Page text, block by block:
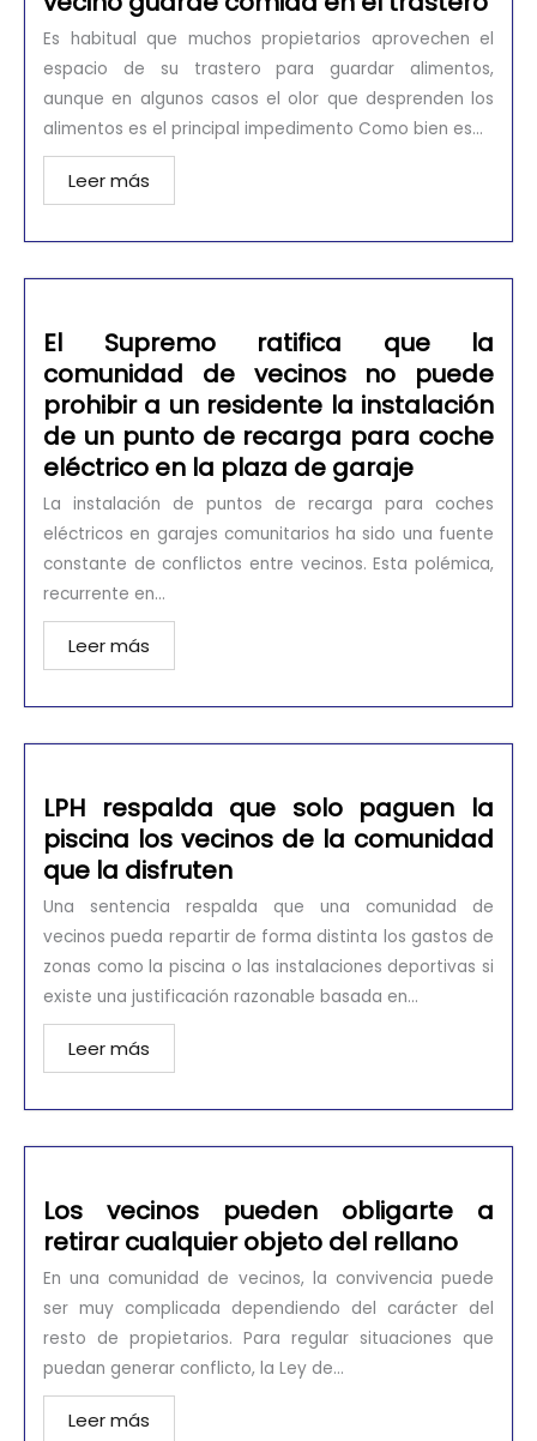
Es habitual que muchos propietarios aprovechen el
espacio de su trastero para guardar alimentos,
aunque en algunos casos el olor que desprenden los
alimentos es el principal impedimento Como bien es...
Leer más
El Supremo ratifica que la
comunidad de vecinos no puede
prohibir a un residente la instalación
de un punto de recarga para coche
eléctrico en la plaza de garaje
La instalación de puntos de recarga para coches
eléctricos en garajes comunitarios ha sido una fuente
constante de conflictos entre vecinos. Esta polémica,
recurrente en...
Leer más
LPH respalda que solo paguen la
piscina los vecinos de la comunidad
que la disfruten
Una sentencia respalda que una comunidad de
vecinos pueda repartir de forma distinta los gastos de
zonas como la piscina o las instalaciones deportivas si
existe una justificación razonable basada en...
Leer más
Los vecinos pueden obligarte a
retirar cualquier objeto del rellano
En una comunidad de vecinos, la convivencia puede
ser muy complicada dependiendo del carácter del
resto de propietarios. Para regular situaciones que
puedan generar conflicto, la Ley de...
Leer más